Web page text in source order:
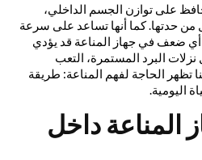
على توازن الجسم الداخلي،
من حدتها. كما أنها تساعد على سرعة
أي ضعف في جهاز المناعة قد يؤدي
البرد المستمرة، التعب
تظهر الحاجة لفهم المناعة: طريقة
اليومية.
المناعة داخل